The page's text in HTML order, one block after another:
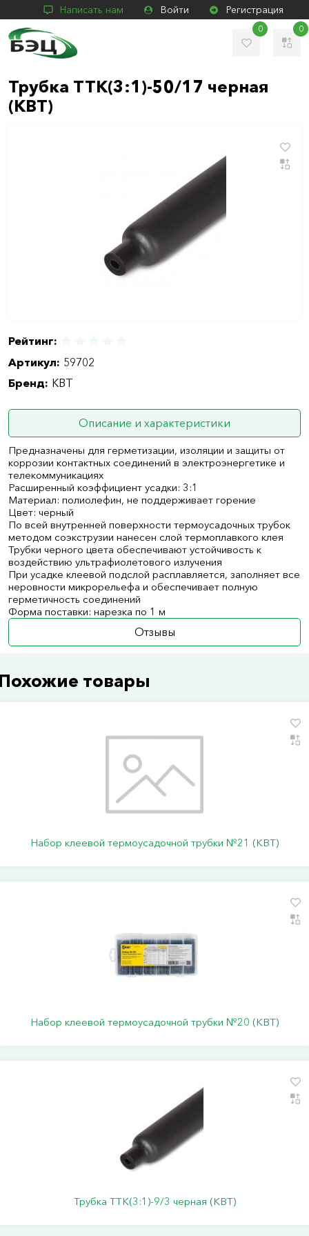
Написать нам Войти Регистрация
0 0
Трубка ТТК(3:1)-50/17 черная
(КВТ)
Рейтинг:
Артикул: 59702
Бренд: КВТ
Описание и характеристики
Предназначены для герметизации, изоляции и защиты от
коррозии контактных соединений в электроэнергетике и
телекоммуникациях
Расширенный коэффициент усадки: 3:1
Материал: полиолефин, не поддерживает горение
Цвет: черный
По всей внутренней поверхности термоусадочных трубок
методом соэкструзии нанесен слой термоплавкого клея
Трубки черного цвета обеспечивают устойчивость к
воздействию ультрафиолетового излучения
При усадке клеевой подслой расплавляется, заполняет все
неровности микрорельефа и обеспечивает полную
герметичность соединений
Форма поставки: нарезка по 1 м
Отзывы
товары
Набор клеевой термоусадочной трубки №21 (КВТ)
Набор клеевой термоусадочной трубки №20 (КВТ)
Трубка ТТК(3:1)-9/3 черная (КВТ)